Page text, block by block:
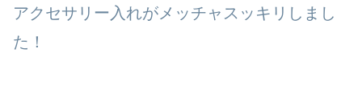
アクセサリー入れがメッチャスッキリしまし
た！